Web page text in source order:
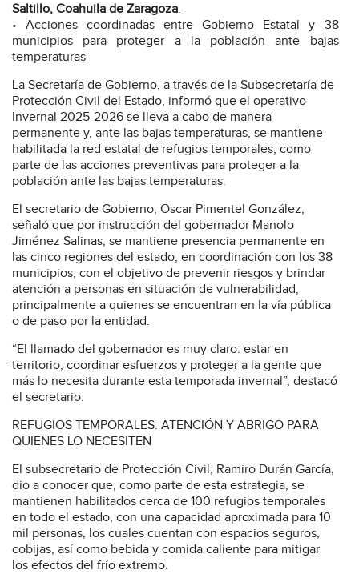
Saltillo, Coahuila de Zaragoza.-
• Acciones coordinadas entre Gobierno Estatal y 38
municipios para proteger a la población ante bajas
temperaturas
La Secretaría de Gobierno, a través de la Subsecretaría de
Protección Civil del Estado, informó que el operativo
Invernal 2025-2026 se lleva a cabo de manera
permanente y, ante las bajas temperaturas, se mantiene
habilitada la red estatal de refugios temporales, como
parte de las acciones preventivas para proteger a la
población ante las bajas temperaturas.
El secretario de Gobierno, Oscar Pimentel González,
señaló que por instrucción del gobernador Manolo
Jiménez Salinas, se mantiene presencia permanente en
las cinco regiones del estado, en coordinación con los 38
municipios, con el objetivo de prevenir riesgos y brindar
atención a personas en situación de vulnerabilidad,
principalmente a quienes se encuentran en la vía pública
o de paso por la entidad.
“El llamado del gobernador es muy claro: estar en
territorio, coordinar esfuerzos y proteger a la gente que
más lo necesita durante esta temporada invernal”, destacó
el secretario.
REFUGIOS TEMPORALES: ATENCIÓN Y ABRIGO PARA
QUIENES LO NECESITEN
El subsecretario de Protección Civil, Ramiro Durán García,
dio a conocer que, como parte de esta estrategia, se
mantienen habilitados cerca de 100 refugios temporales
en todo el estado, con una capacidad aproximada para 10
mil personas, los cuales cuentan con espacios seguros,
cobijas, así como bebida y comida caliente para mitigar
los efectos del frío extremo.